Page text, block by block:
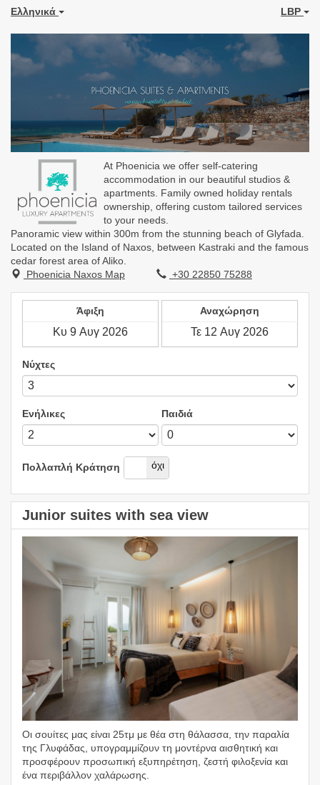
Ελληνικά LBP
At Phoenicia we offer self-catering
accommodation in our beautiful studios &
apartments. Family owned holiday rentals
ownership, offering custom tailored services
to your needs.
Panoramic view within 300m from the stunning beach of Glyfada.
Located on the Island of Naxos, between Kastraki and the famous
cedar forest area of Aliko.
Phoenicia Naxos Map
+30 22850 75288
Άφιξη Αναχώρηση
Νύχτες
Ενήλικες Παιδιά
Πολλαπλή Κράτηση
Ναί όχι
Junior suites with sea view
Οι σουίτες μας είναι 25τμ με θέα στη θάλασσα, την παραλία
της Γλυφάδας, υπογραμμίζουν τη μοντέρνα αισθητική και
προσφέρουν προσωπική εξυπηρέτηση, ζεστή φιλοξενία και
ένα περιβάλλον χαλάρωσης.